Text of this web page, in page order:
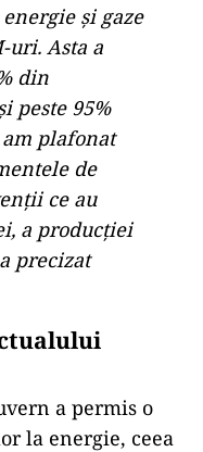
și gaze
uri. Asta a
din
peste 95%
plafonat
de
ce au
a producției
precizat
a permis o
la energie, ceea